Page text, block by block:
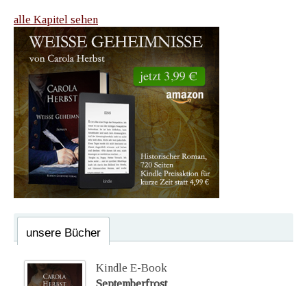
alle Kapitel sehen
unsere Bücher
Kindle E-Book